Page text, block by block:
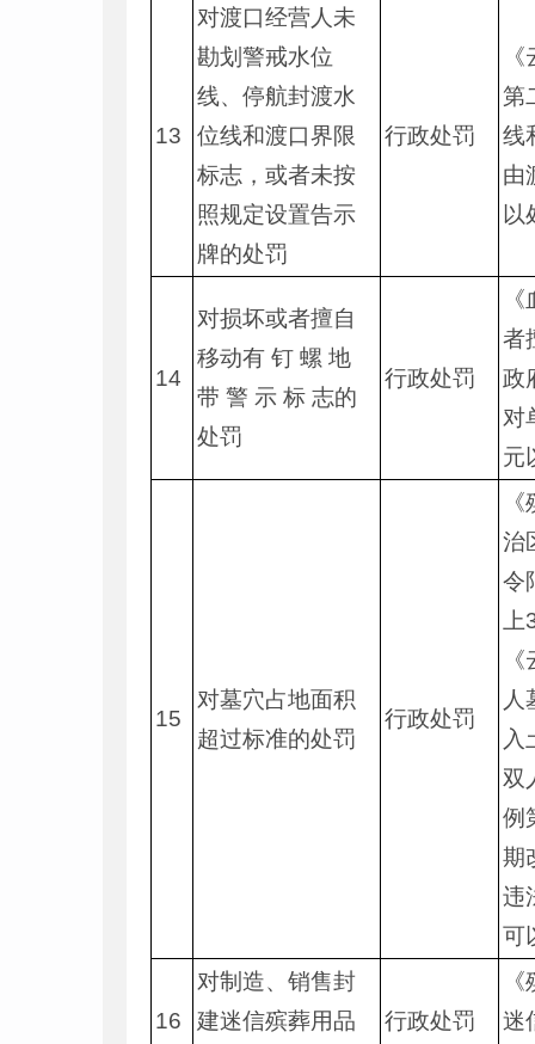
13
对渡口经营人未
勘划警戒水位
线、停航封渡水
位线和渡口界限
标志，或者未按
照规定设置告示
牌的处罚
行政处罚
第
线
由
以
14
对损坏或者擅自
移动有 钉 螺 地
带 警 示 标 志的
处罚
行政处罚
者
政
对
元
15
对墓穴占地面积
超过标准的处罚
行政处罚
治
令
人
入
双
例
期
违
可
16
对制造、销售封
建迷信殡葬用品
行政处罚
迷